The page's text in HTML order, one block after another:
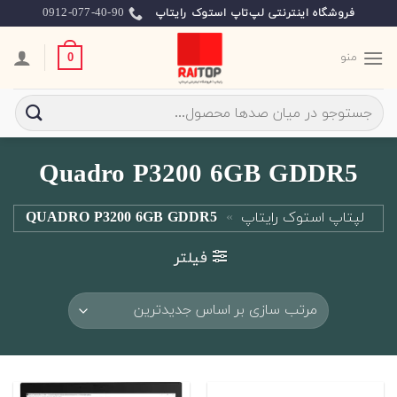
to
content
فروشگاه اینترنتی لپ‌تاپ استوک رایتاپ 0912-077-40-90
منو 0
جستجو
برای:
Quadro P3200 6GB GDDR5
لپتاپ استوک رایتاپ »
QUADRO P3200 6GB GDDR5
فیلتر